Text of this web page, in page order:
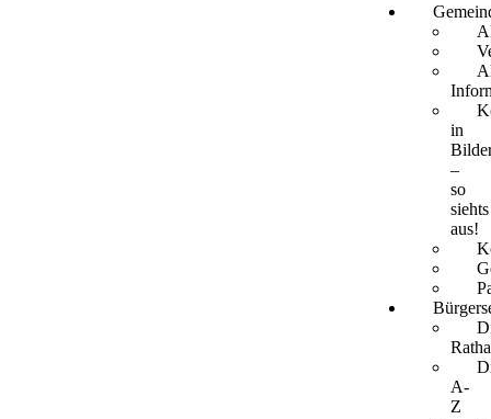
in
–
so
siehts
aus!
A-
Z